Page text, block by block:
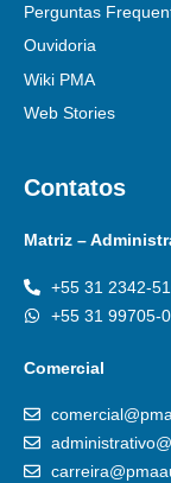
Perguntas
Ouvidoria
Wiki PMA
Web Stories
Contatos
Matriz –
+55 31 2342-
+55 31 99705-
Comercial